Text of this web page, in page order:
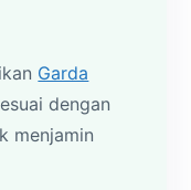
Garda
dengan
menjamin